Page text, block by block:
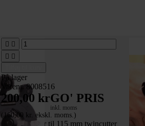
 
 
På lager
Varenr. 8008516
200,00 krGO' PRIS
inkl. moms
(160,00 kr. ekskl. moms.)
Ekstra klinger til 115 mm twincutter